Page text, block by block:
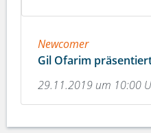
Newcomer
Gil Ofarim
29.11.2019 um 10:00